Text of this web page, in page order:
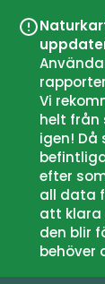
Vi
helt från
igen! Då
efter
all data
att klara
den blir
behöver